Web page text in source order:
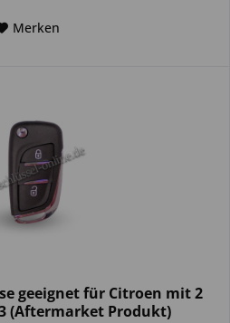
Merken
geeignet für Citroen mit 2
(Aftermarket Produkt)